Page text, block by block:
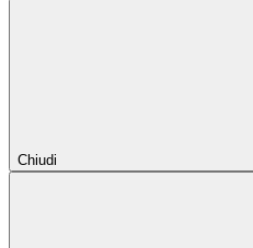
Chiudi